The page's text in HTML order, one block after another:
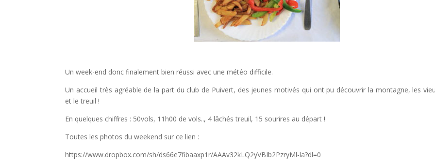
Un week-end donc finalement bien réussi avec une météo difficile.
Un accueil très agréable de la part du club de Puivert, des jeunes motivés qui ont pu découvrir la montagne, les
et le treuil !
En quelques chiffres : 50vols, 11h00 de vols.., 4 lâchés treuil, 15 sourires au départ !
Toutes les photos du weekend sur ce lien :
https://www.dropbox.com/sh/ds66e7fibaaxp1r/AAAv32kLQ2yVBIb2PzryMl-la?dl=0